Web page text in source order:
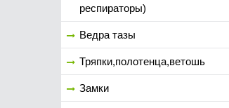
респираторы)
Ведра тазы
Тряпки,полотенца,ветошь
Замки